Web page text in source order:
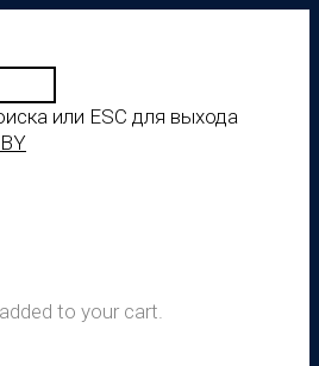
или ESC для выхода
to your cart.